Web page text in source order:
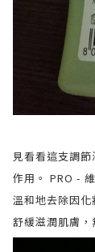
見看看這支調
作用。 PRO -
溫和地去除因化
舒緩滋潤肌膚，